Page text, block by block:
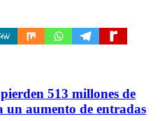
513 millones de
un aumento de entradas